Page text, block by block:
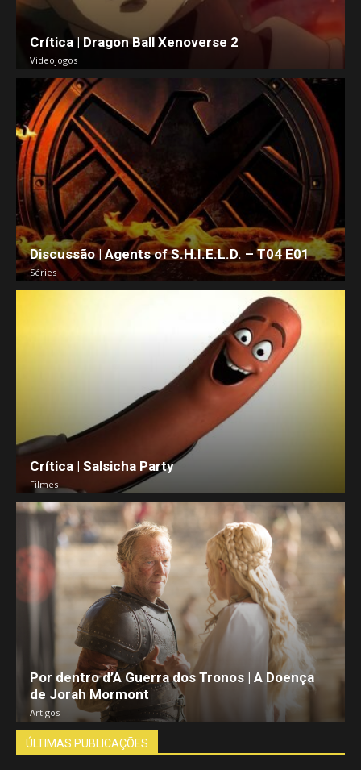
Crítica | Dragon Ball Xenoverse 2
Videojogos
Discussão | Agents of S.H.I.E.L.D. – T04 E01
Séries
Crítica | Salsicha Party
Filmes
Por dentro d’A Guerra dos Tronos | A Doença
de Jorah Mormont
Artigos
ÚLTIMAS PUBLICAÇÕES